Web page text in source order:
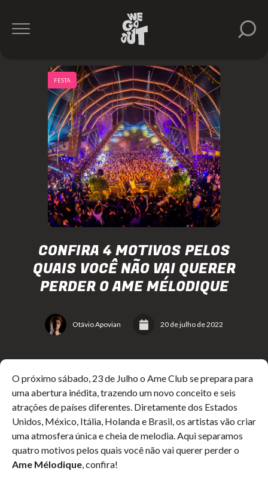
CONFIRA 4 MOTIVOS PELOS
QUAIS VOCÊ NÃO VAI QUERER
PERDER O AME MÉLODIQUE
Otávio Apovian 20 de julho de 2022
FESTA
O próximo sábado, 23 de Julho o Ame Club se prepara para
uma abertura inédita, trazendo um novo conceito e seis
atrações de países diferentes. Diretamente dos Estados
Unidos, México, Itália, Holanda e Brasil, os artistas vão criar
uma atmosfera única e cheia de melodia. Aqui separamos
quatro motivos pelos quais você não vai querer perder o
Ame Mélodique, confira!